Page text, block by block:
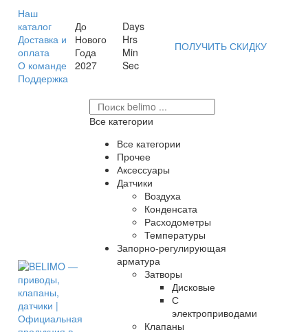
Наш
каталог
Доставка и
оплата
О команде
Поддержка
До
Нового
Года
2027
Days
Hrs
Min
Sec
ПОЛУЧИТЬ СКИДКУ
Все категории
Все категории
Прочее
Аксессуары
Датчики
Воздуха
Конденсата
Расходометры
Температуры
Запорно-регулирующая
арматура
Затворы
Дисковые
С
электроприводами
Клапаны